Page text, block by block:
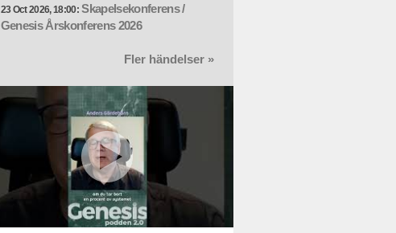
23 Oct 2026, 18:00: Skapelsekonferens /
Genesis Årskonferens 2026
Fler händelser »